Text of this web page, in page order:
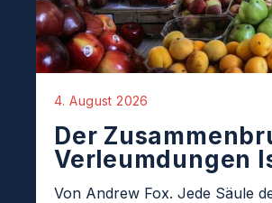
4. August 2026
Der
Verleumdungen
Von Andrew Fox. Jede Säule